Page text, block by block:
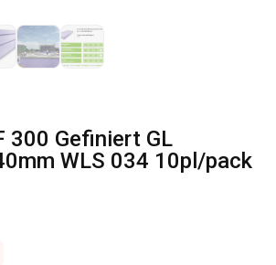
300 Gefiniert GL
WLS 034 10pl/pack